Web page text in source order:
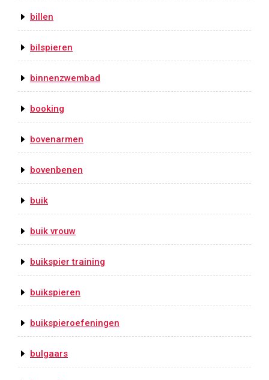
billen
bilspieren
binnenzwembad
booking
bovenarmen
bovenbenen
buik
buik vrouw
buikspier training
buikspieren
buikspieroefeningen
bulgaars